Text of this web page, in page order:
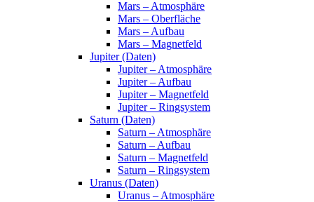
Mars – Atmosphäre
Mars – Oberfläche
Mars – Aufbau
Mars – Magnetfeld
Jupiter (Daten)
Jupiter – Atmosphäre
Jupiter – Aufbau
Jupiter – Magnetfeld
Jupiter – Ringsystem
Saturn (Daten)
Saturn – Atmosphäre
Saturn – Aufbau
Saturn – Magnetfeld
Saturn – Ringsystem
Uranus (Daten)
Uranus – Atmosphäre